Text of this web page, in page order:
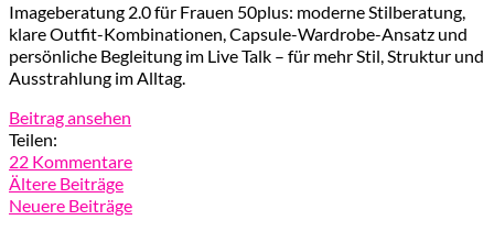
Imageberatung 2.0 für Frauen 50plus: moderne Stilberatung,
klare Outfit-Kombinationen, Capsule-Wardrobe-Ansatz und
persönliche Begleitung im Live Talk – für mehr Stil, Struktur und
Ausstrahlung im Alltag.
Beitrag ansehen
Teilen:
22 Kommentare
Ältere Beiträge
Neuere Beiträge